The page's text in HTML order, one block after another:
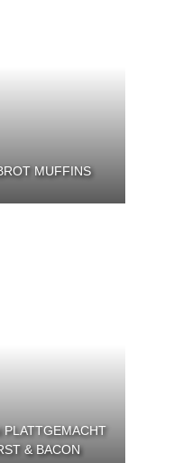
MUFFINS
PLATTGEMACHT
& BACON